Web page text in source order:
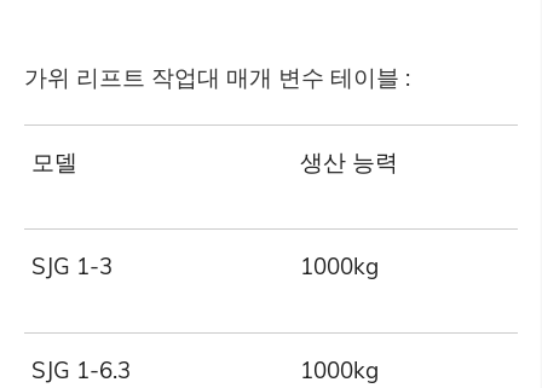
가위 리프트 작업대 매개 변수 테이블 :
모델 생산 능력
SJG 1-3 1000kg
SJG 1-6.3 1000kg